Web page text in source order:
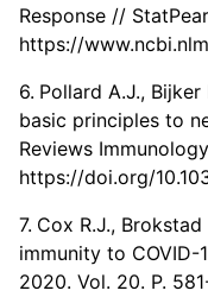
Response //
https://
Pollard A.J.,
basic principles to
Reviews
https://doi.org/
Cox R.J.,
immunity to COVID-
2020. Vol. 20. P.